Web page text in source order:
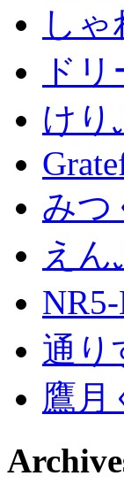
し
ド
けり
みつ
え
通り
鷹月